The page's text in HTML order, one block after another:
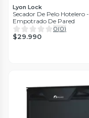
Lyon Lock
Secador De Pelo Hotelero -
Empotrado De Pared
0(0)
$29.990